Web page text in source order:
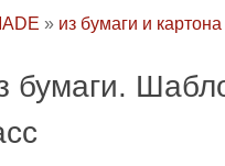
» из бумаги и картона
бумаги.